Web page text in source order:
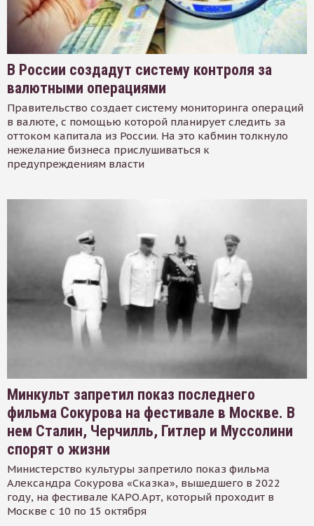
В России создадут систему контроля за
валютными операциями
Правительство создает систему мониторинга операций
в валюте, с помощью которой планирует следить за
оттоком капитала из России. На это кабмин толкнуло
нежелание бизнеса прислушиваться к
предупреждениям власти
Минкульт запретил показ последнего
фильма Сокурова на фестивале в Москве. В
нем Сталин, Черчилль, Гитлер и Муссолини
спорят о жизни
Министерство культуры запретило показ фильма
Александра Сокурова «Сказка», вышедшего в 2022
году, на фестивале КАРО.Арт, который проходит в
Москве с 10 по 15 октября